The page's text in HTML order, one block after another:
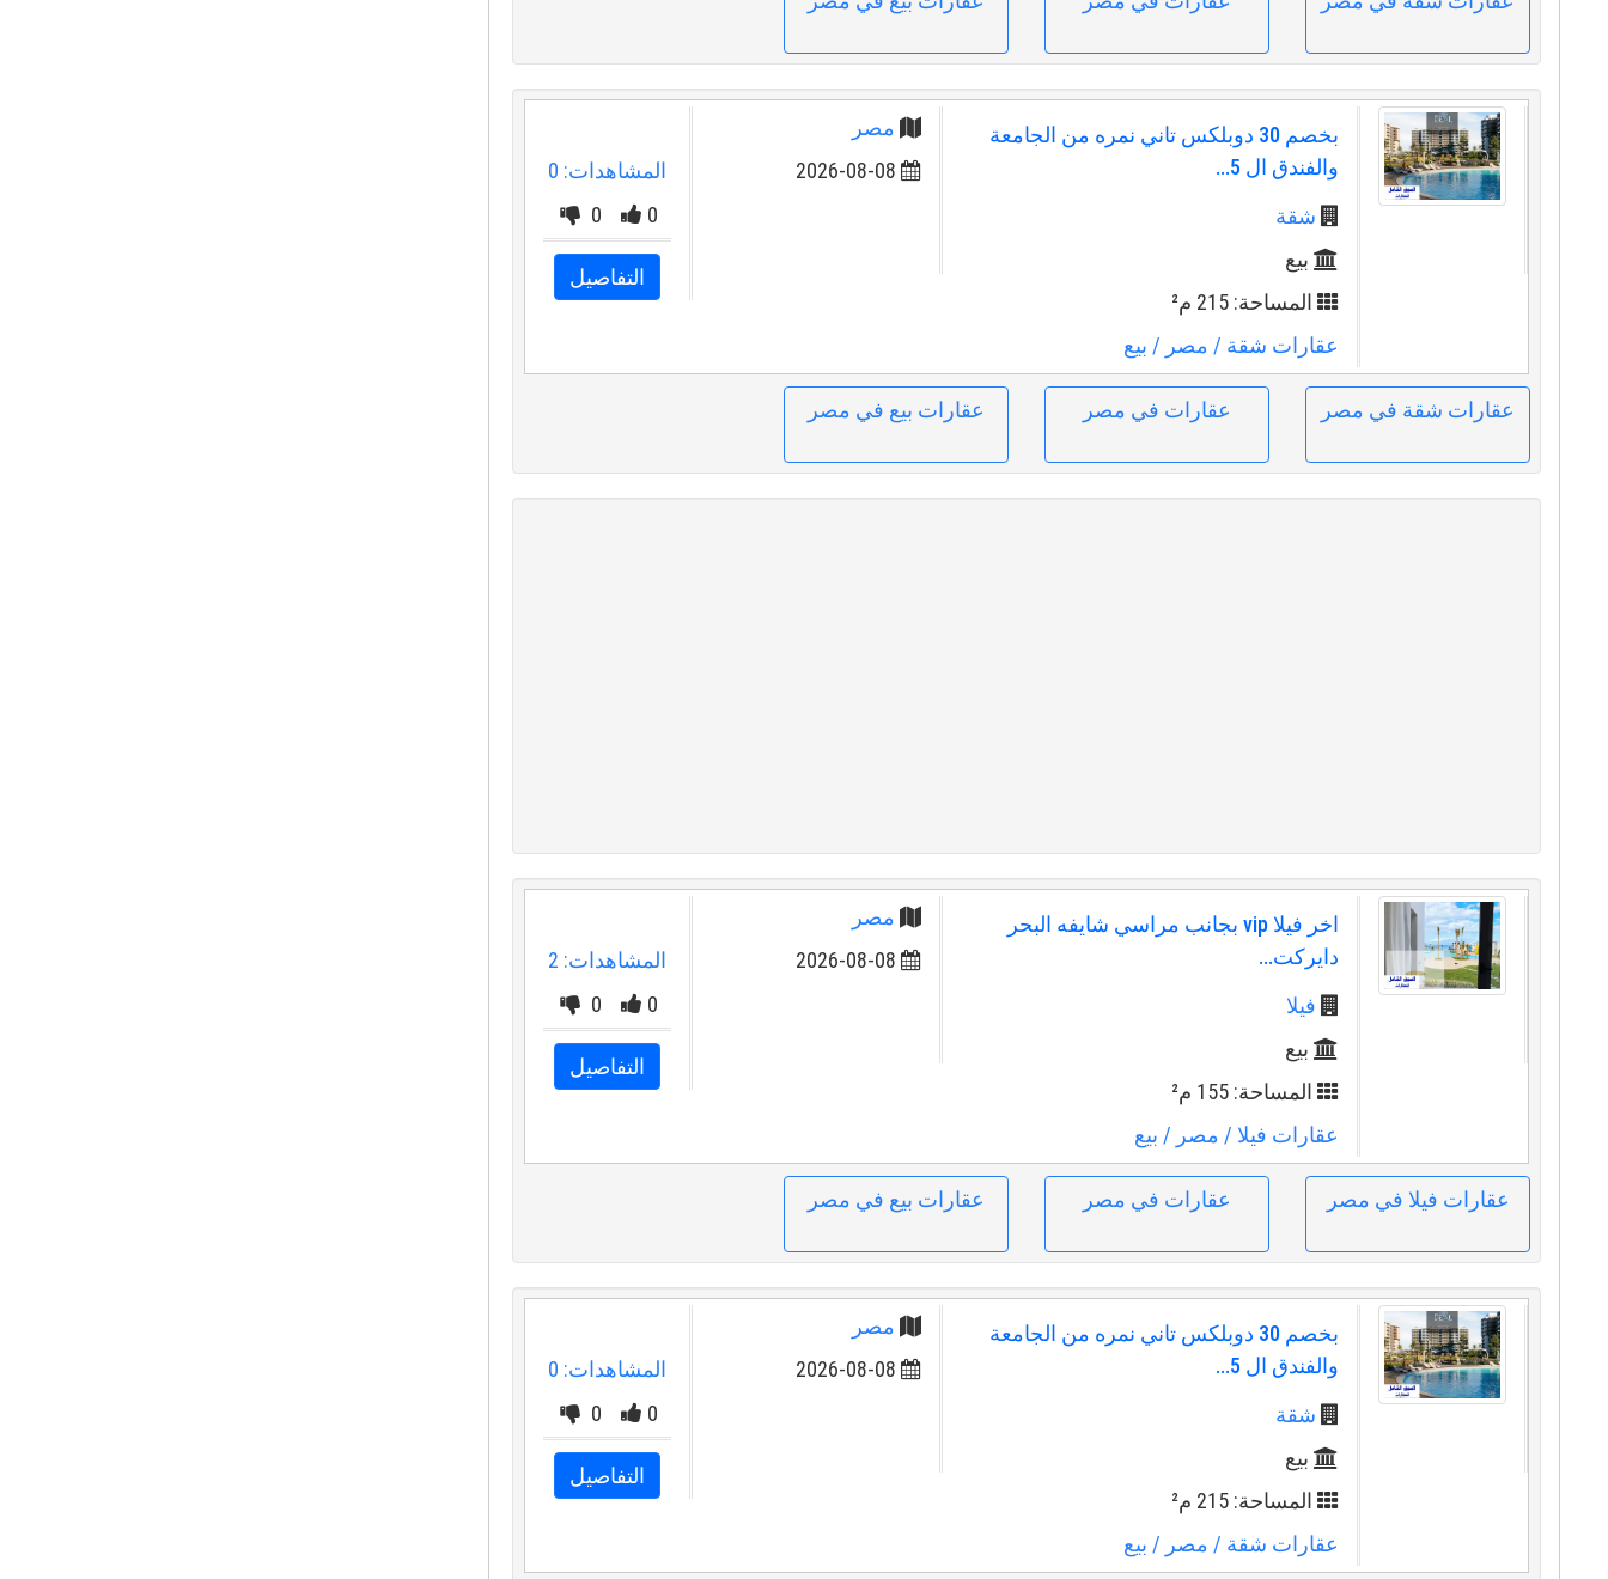
بخصم 30 دوبلكس تاني نمره من الجامعة
والفندق ال 5...
شقة
بيع
المساحة: 215 م²
عقارات شقة / مصر / بيع
مصر
2026-08-08
المشاهدات: 0
0
0
التفاصيل
عقارات شقة في مصر عقارات في مصر عقارات بيع في مصر
اخر فيلا vip بجانب مراسي شايفه البحر
دايركت...
فيلا
بيع
المساحة: 155 م²
عقارات فيلا / مصر / بيع
مصر
2026-08-08
المشاهدات: 2
0
0
التفاصيل
عقارات فيلا في مصر عقارات في مصر عقارات بيع في مصر
بخصم 30 دوبلكس تاني نمره من الجامعة
والفندق ال 5...
شقة
بيع
المساحة: 215 م²
عقارات شقة / مصر / بيع
مصر
2026-08-08
المشاهدات: 0
0
0
التفاصيل